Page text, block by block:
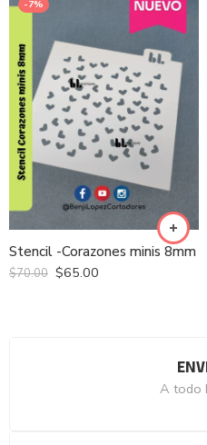
-7%
Stencil -Corazones minis 8mm
$70.00 $65.00
A todo